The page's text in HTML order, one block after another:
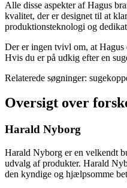
Alle disse aspekter af Hagus
kvalitet, der er designet til at
produktionsteknologi og
Der er ingen tvivl om, at Hagus
Hvis du er på udkig efter en
Relaterede søgninger:
Oversigt over
Harald Nyborg
Harald Nyborg er en velkendt
udvalg af produkter. Harald
den kyndige og hjælpsomme